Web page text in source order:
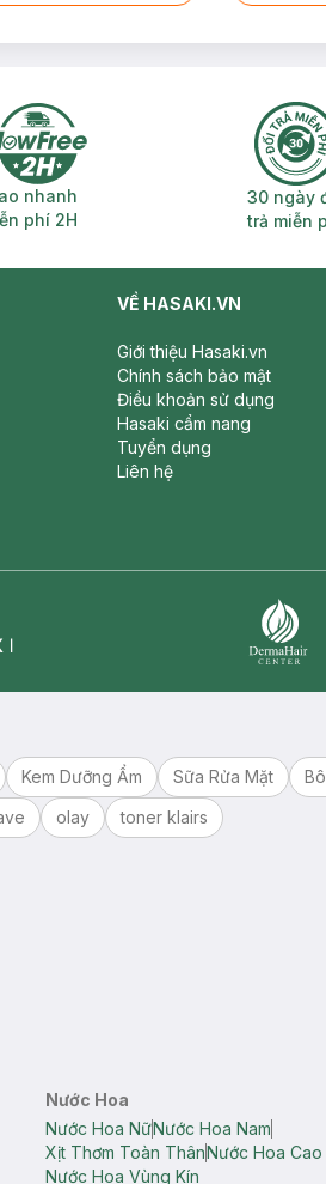
Giao nhanh miễn phí 2H
nhanh
phí 2H
30
30 ngày
trả miễn
VỀ HASAKI.VN
Giới thiệu Hasaki.vn
Chính sách bảo mật
Điều khoản sử dụng
Hasaki cẩm nang
Tuyển dụng
Liên hệ
Kem Dưỡng Ẩm Sữa Rửa Mặt
olay toner klairs
Nước Hoa
Nước Hoa NữNước Hoa Nam
Xịt Thơm Toàn ThânNước Hoa Cao
Nước Hoa Vùng Kín